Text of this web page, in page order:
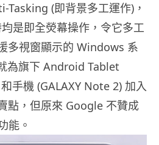
(即背景多工運作)，
是即全熒幕操作，令它多工
多視窗顯示的 Windows 系
為旗下 Android Tablet
手機 (GALAXY Note 2) 加入
點，但原來 Google 不贊成
能。